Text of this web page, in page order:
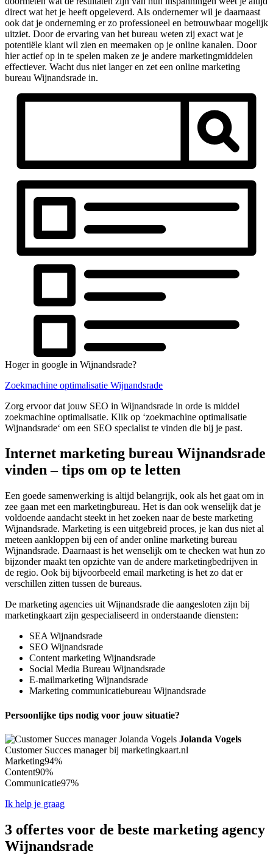
direct wat het je heeft opgeleverd. Als ondernemer wil je daarnaast
ook dat je onderneming er zo professioneel en betrouwbaar mogelijk
uitziet. Door de ervaring van het bureau weten zij exact wat je
potentiële klant wil zien en meemaken op je online kanalen. Door
hier actief op in te spelen maken ze je andere marketingmiddelen
effectiever. Wacht dus niet langer en zet een online marketing
bureau Wijnandsrade in.
Hoger in google in Wijnandsrade?
Zoekmachine optimalisatie Wijnandsrade
Zorg ervoor dat jouw SEO in Wijnandsrade in orde is middel
zoekmachine optimalisatie. Klik op ‘zoekmachine optimalisatie
Wijnandsrade‘ om een SEO specialist te vinden die bij je past.
Internet marketing bureau Wijnandsrade
vinden – tips om op te letten
Een goede samenwerking is altijd belangrijk, ook als het gaat om in
zee gaan met een marketingbureau. Het is dan ook wenselijk dat je
voldoende aandacht steekt in het zoeken naar de beste marketing
Wijnandsrade. Marketing is een uitgebreid proces, je kan dus niet al
meteen aankloppen bij een of ander online marketing bureau
Wijnandsrade. Daarnaast is het wenselijk om te checken wat hun zo
bijzonder maakt ten opzichte van de andere marketingbedrijven in
de regio. Ook bij bijvoorbeeld email marketing is het zo dat er
verschillen zitten tussen de bureaus.
De marketing agencies uit Wijnandsrade die aangesloten zijn bij
marketingkaart zijn gespecialiseerd in onderstaande diensten:
SEA Wijnandsrade
SEO Wijnandsrade
Content marketing Wijnandsrade
Social Media Bureau Wijnandsrade
E-mailmarketing Wijnandsrade
Marketing communicatiebureau Wijnandsrade
Persoonlijke tips nodig voor jouw situatie?
Jolanda Vogels
Customer Succes manager bij marketingkaart.nl
Marketing94%
Content90%
Communicatie97%
Ik help je graag
3 offertes voor de beste marketing agency
Wijnandsrade